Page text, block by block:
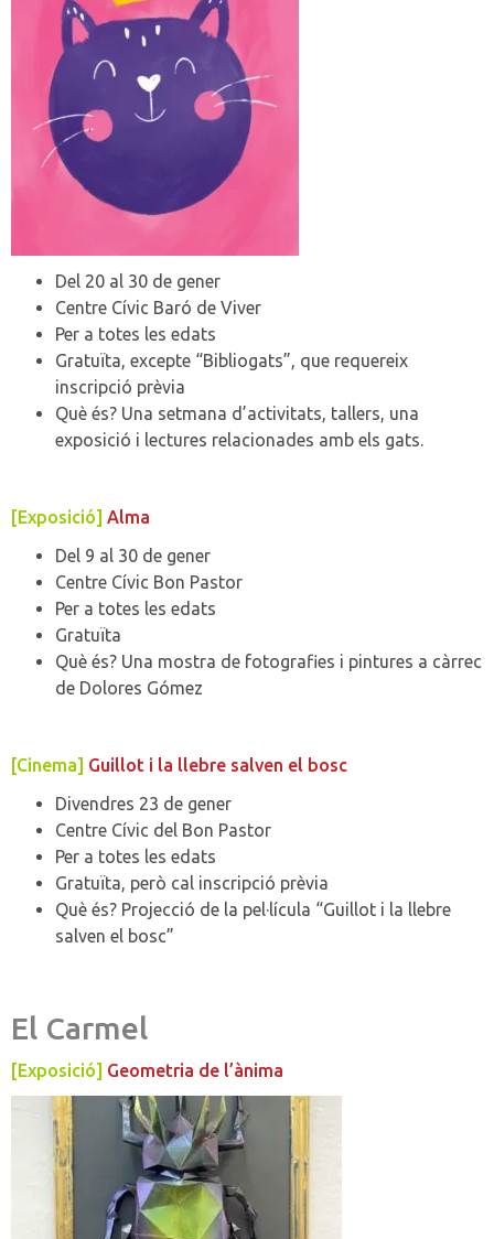
Del 20 al 30 de gener
Centre Cívic Baró de Viver
Per a totes les edats
Gratuïta, excepte “Bibliogats”, que requereix
inscripció prèvia
Què és? Una setmana d’activitats, tallers, una
exposició i lectures relacionades amb els gats.
[Exposició] Alma
Del 9 al 30 de gener
Centre Cívic Bon Pastor
Per a totes les edats
Gratuïta
Què és? Una mostra de fotografies i pintures a càrrec
de Dolores Gómez
[Cinema] Guillot i la llebre salven el bosc
Divendres 23 de gener
Centre Cívic del Bon Pastor
Per a totes les edats
Gratuïta, però cal inscripció prèvia
Què és? Projecció de la pel·lícula “Guillot i la llebre
salven el bosc”
El Carmel
[Exposició] Geometria de l’ànima